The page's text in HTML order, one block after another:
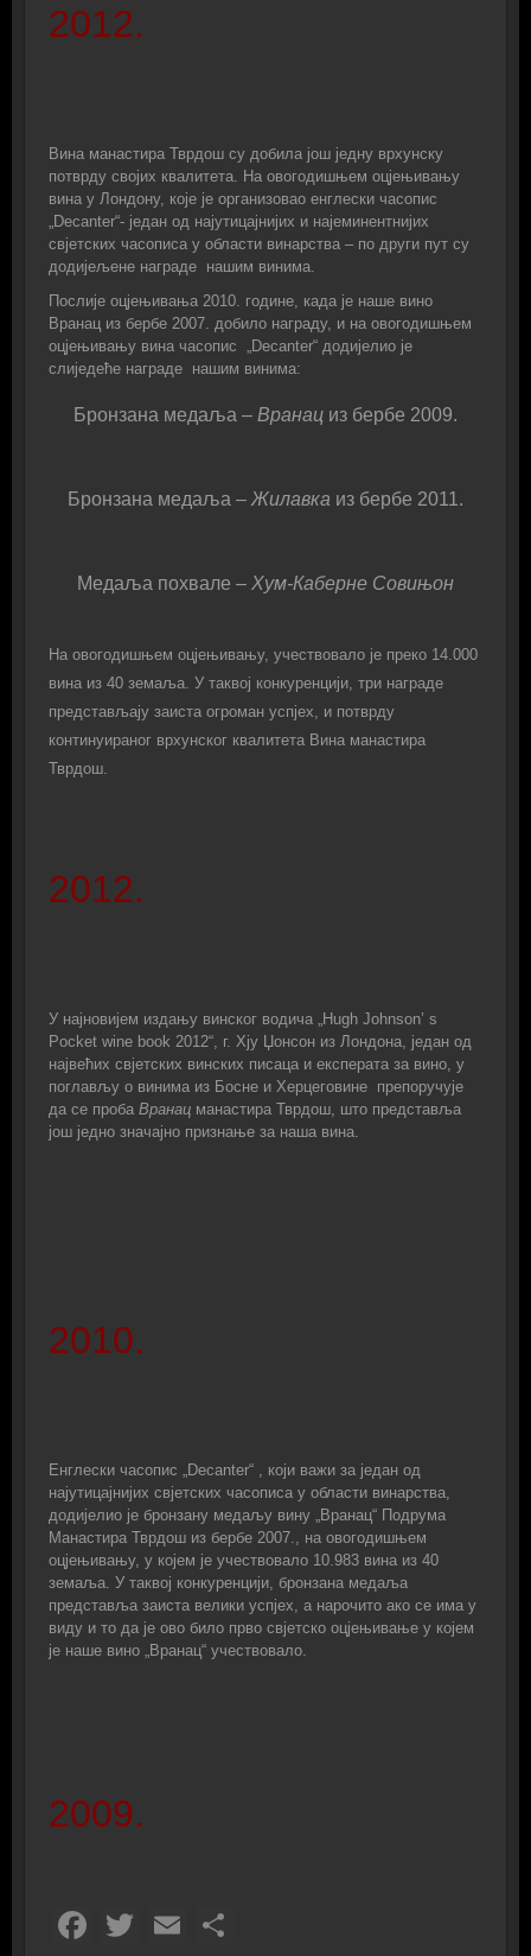
2012.
Вина манастира Тврдош су добила још једну врхунску
потврду својих квалитета. На овогодишњем оцјењивању
вина у Лондону, које је организовао енглески часопис
„Decanter“- један од најутицајнијих и најеминентнијих
свјетских часописа у области винарства – по други пут су
додијељене награде нашим винима.
Послије оцјењивања 2010. године, када је наше вино
Вранац из бербе 2007. добило награду, и на овогодишњем
оцјењивању вина часопис „Decanter“ додијелио је
слиједеће награде нашим винима:
Бронзана медаља – Вранац из бербе 2009.
Бронзана медаља – Жилавка из бербе 2011.
Медаља похвале – Хум-Каберне Совињон
На овогодишњем оцjењивању, учествовало је преко 14.000
вина из 40 земаља. У таквој конкуренцији, три награде
представљају заиста огроман успјех, и потврду
континуираног врхунског квалитета Вина манастира
Тврдош.
2012.
У најновијем издању винског водича „Hugh Johnson’ s
Pocket wine book 2012“, г. Хју Џонсон из Лондона, један од
највећих свјетских винских писаца и експерата за вино, у
поглављу о винима из Босне и Херцеговине препоручује
да се проба Вранац манастира Тврдош, што представља
још једно значајно признање за наша вина.
2010.
Eнглески часопис „Decanter“ , који важи за један од
најутицајнијих свјетских часописа у области винарства,
додиjелио је бронзану медаљу вину „Вранац“ Подрума
Манастира Тврдош из бербе 2007., на овогодишњем
оцjењивању, у којем је учествовало 10.983 вина из 40
земаља. У таквој конкуренцији, бронзана медаља
представља заиста велики успјех, а нарочито ако се има у
виду и то да је ово било прво свјетско оцјењивање у којем
је наше вино „Вранац“ учествовало.
2009.
Facebook
TwitterEmail